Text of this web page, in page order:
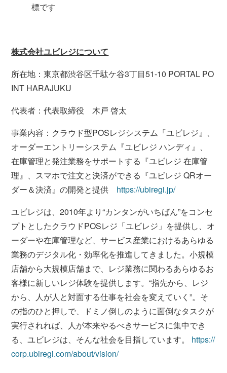
標です
株式会社ユビレジについて
所在地：東京都渋谷区千駄ケ谷3丁目51-10 PORTAL PO
INT HARAJUKU
代表者：代表取締役 木戸 啓太
事業内容：クラウド型POSレジシステム『ユビレジ』、
オーダーエントリーシステム『ユビレジ ハンディ』、
在庫管理と発注業務をサポートする『ユビレジ 在庫管
理』、スマホで注文と決済ができる『ユビレジ QRオー
ダー＆決済』の開発と提供 https://ubiregi.jp/
ユビレジは、2010年より“カンタンがいちばん”をコンセ
プトとしたクラウドPOSレジ「ユビレジ」を提供し、オ
ーダーや在庫管理など、サービス産業におけるあらゆる
業務のデジタル化・効率化を推進してきました。小規模
店舗から大規模店舗まで、レジ業務に関わるあらゆるお
客様に新しいレジ体験を提供します。“指先から、レジ
から、人が人と対面する仕事を社会を変えていく”。そ
の指のひと押しで、ドミノ倒しのように面倒なタスクが
実行されれば、人が本来やるべきサービスに集中でき
る、ユビレジは、そんな社会を目指しています。 https://
corp.ubiregi.com/about/vision/